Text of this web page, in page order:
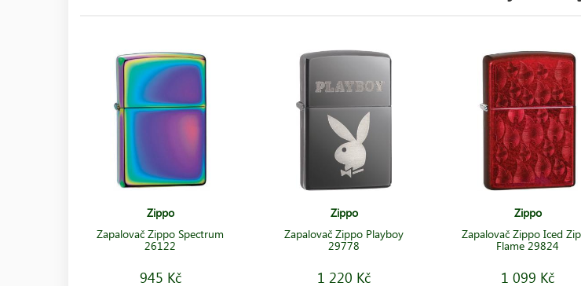
Zippo
Zapalovač Zippo Spectrum
26122
945 Kč
Zippo
Zapalovač Zippo Playboy
29778
1 220 Kč
Zippo
Zapalovač Zippo Iced
Flame 29824
1 099 Kč